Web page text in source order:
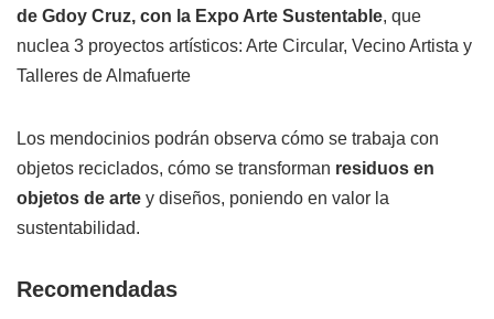
de Gdoy Cruz, con la Expo Arte Sustentable, que
nuclea 3 proyectos artísticos: Arte Circular, Vecino Artista y
Talleres de Almafuerte
Los mendocinios podrán observa cómo se trabaja con
objetos reciclados, cómo se transforman residuos en
objetos de arte y diseños, poniendo en valor la
sustentabilidad.
Recomendadas